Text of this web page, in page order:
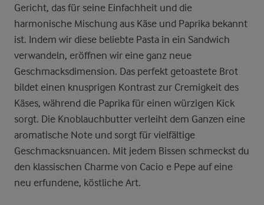
Gericht, das für seine Einfachheit und die
harmonische Mischung aus Käse und Paprika bekannt
ist. Indem wir diese beliebte Pasta in ein Sandwich
verwandeln, eröffnen wir eine ganz neue
Geschmacksdimension. Das perfekt getoastete Brot
bildet einen knusprigen Kontrast zur Cremigkeit des
Käses, während die Paprika für einen würzigen Kick
sorgt. Die Knoblauchbutter verleiht dem Ganzen eine
aromatische Note und sorgt für vielfältige
Geschmacksnuancen. Mit jedem Bissen schmeckst du
den klassischen Charme von Cacio e Pepe auf eine
neu erfundene, köstliche Art.